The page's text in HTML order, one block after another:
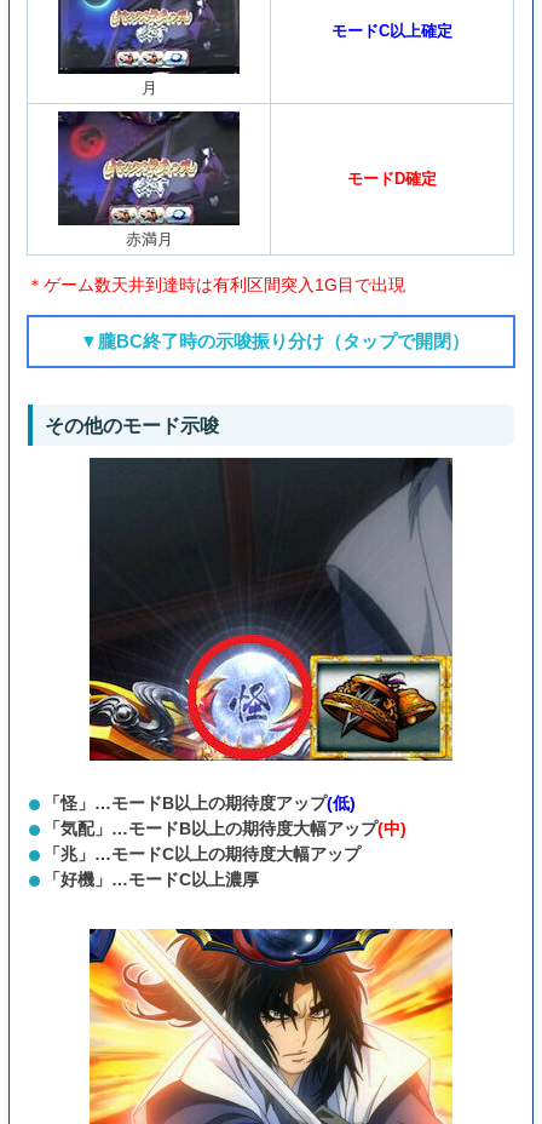
月
モードC以上確定
赤満月
モードD確定
＊ゲーム数天井到達時は有利区間突入1G目で出現
▼朧BC終了時の示唆振り分け（タップで開閉）
その他のモード示唆
「怪」…モードB以上の期待度アップ(低)
「気配」…モードB以上の期待度大幅アップ(中)
「兆」…モードC以上の期待度大幅アップ
「好機」…モードC以上濃厚